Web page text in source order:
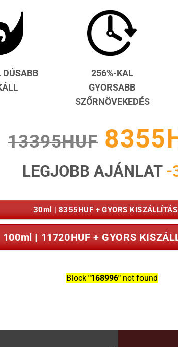
DÚSABB
256%-KAL
GYORSABB
SZŐRNÖVEKEDÉS
13395HUF
LEGJOBB AJÁNLAT-
30ml | 8355HUF + GYORS KISZÁLLÍTÁS
100ml | 11720HUF + GYORS
Block "168996" not found